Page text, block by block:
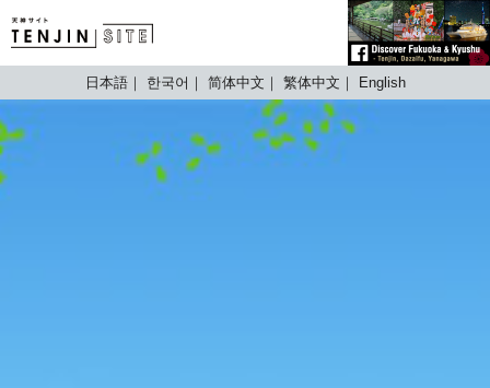
TENJIN SITE
日本語 한국어 简体中文 繁体中文 English